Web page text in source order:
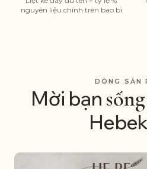
nguyên liệu chính trên bao bì
DÒNG SẢN
Mời bạn